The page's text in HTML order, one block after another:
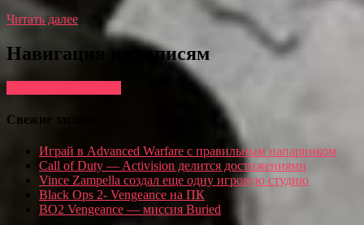
Читать далее
Навигация по записям
Свежие записи
Играй в Advanced Warfare с правильным напарником
Call of Duty — Activision делится достижениями
Vince Zampella создал еще одну игровую студию
Black Ops 2- Vengeance на ПК
BO2 Vengeance — миссия Buried